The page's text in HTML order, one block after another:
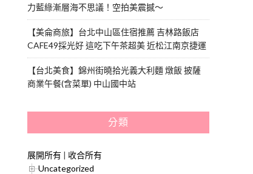
力藍綠漸層海不思議！空拍美震撼～
【美侖商旅】台北中山區住宿推薦 吉林路飯店
CAFE49採光好 這吃下午茶超美 近松江南京捷運
【台北美食】錦州街曉拾光義大利麵 燉飯 披薩
商業午餐(含菜單) 中山國中站
分類
展開所有 | 收合所有
Uncategorized